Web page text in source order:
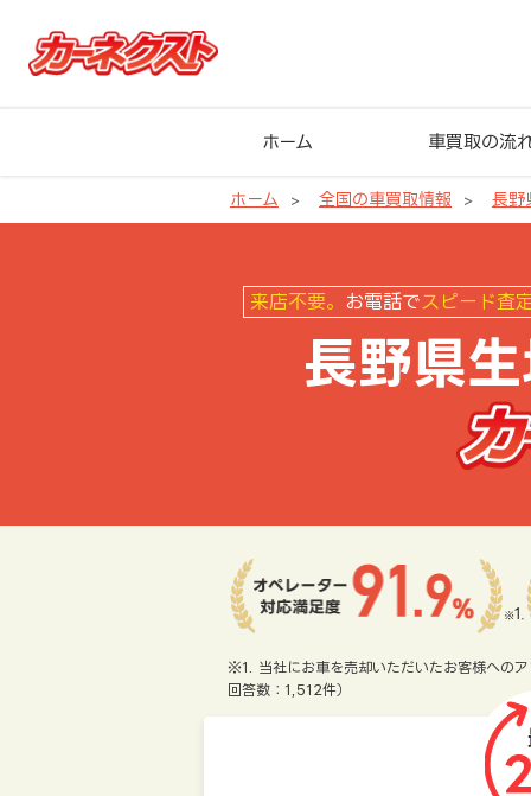
ホーム 車買取の流
ホーム 全国の車買取情報 長野
来店不要。 お電話で スピード査
長野県
※1. 当社にお車を売却いただいたお客様への
回答数：1,512件）